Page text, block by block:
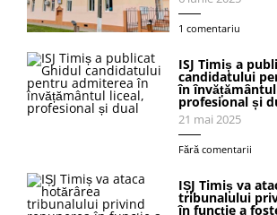
1 comentariu
ISJ Timiș a
candidatului
în
profesional și
21 mai 2025
Fără comentarii
IȘJ Timiș va
tribunalului
în funcție a